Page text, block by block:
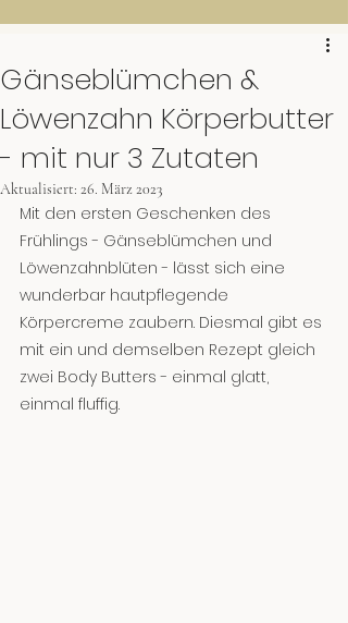
Gänseblümchen &
Löwenzahn Körperbutter
- mit nur 3 Zutaten
Aktualisiert: 26. März 2023
Mit den ersten Geschenken des
Frühlings - Gänseblümchen und
Löwenzahnblüten - lässt sich eine
wunderbar hautpflegende
Körpercreme zaubern. Diesmal gibt es
mit ein und demselben Rezept gleich
zwei Body Butters - einmal glatt,
einmal fluffig.